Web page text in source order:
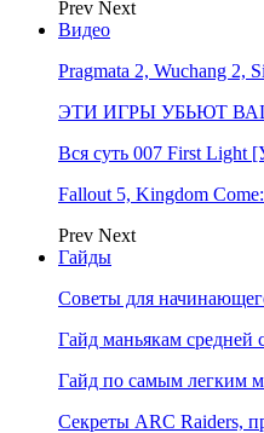
Prev Next
Видео
Pragmata 2, Wuchang
ЭТИ ИГРЫ УБЬЮТ
Вся суть 007 First Light
Fallout 5, Kingdom
Prev Next
Гайды
Советы для
Гайд маньякам средней
Гайд по самым легким
Секреты ARC Raiders,